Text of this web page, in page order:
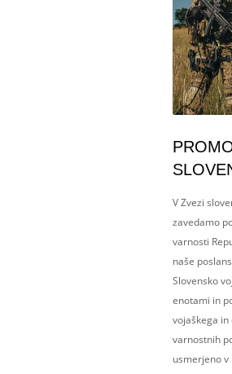
V Zvezi
zavedamo
varnosti
naše
Slovensko
enotami in
vojaškega
varnostnih
usmerjeno v